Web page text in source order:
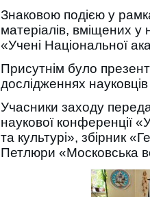
Знаковою подією у
матеріалів, вміщених у
«Учені Національної
Присутнім було
дослідженнях
Учасники заходу
наукової конференції
та культурі», збірник
Петлюри «Московська